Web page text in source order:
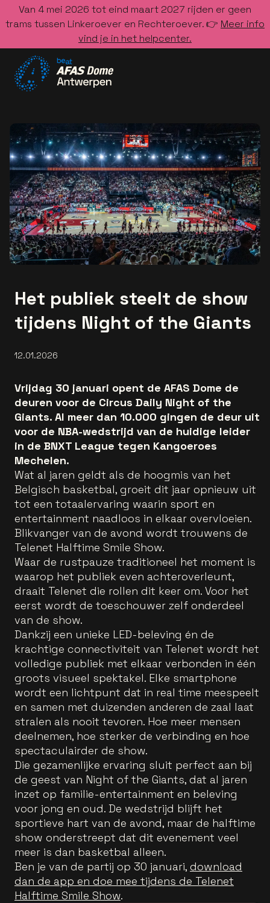
Van 4 mei 2026 tot eind maart 2027 rijden er geen
trams tussen Linkeroever en Rechteroever. 👉 Meer info
vind je in het helpcenter.
Het publiek steelt de show
tijdens Night of the Giants
12.01.2026
Vrijdag 30 januari opent de AFAS Dome de
deuren voor de Circus Daily Night of the
Giants. Al meer dan 10.000 gingen de deur uit
voor de NBA-wedstrijd van de huidige leider
in de BNXT League tegen Kangoeroes
Mechelen.
Wat al jaren geldt als de hoogmis van het
Belgisch basketbal, groeit dit jaar opnieuw uit
tot een totaalervaring waarin sport en
entertainment naadloos in elkaar overvloeien.
Blikvanger van de avond wordt trouwens de
Telenet Halftime Smile Show.
Waar de rustpauze traditioneel het moment is
waarop het publiek even achteroverleunt,
draait Telenet die rollen dit keer om. Voor het
eerst wordt de toeschouwer zelf onderdeel
van de show.
Dankzij een unieke LED-beleving én de
krachtige connectiviteit van Telenet wordt het
volledige publiek met elkaar verbonden in één
groots visueel spektakel. Elke smartphone
wordt een lichtpunt dat in real time meespeelt
en samen met duizenden anderen de zaal laat
stralen als nooit tevoren. Hoe meer mensen
deelnemen, hoe sterker de verbinding en hoe
spectaculairder de show.
Die gezamenlijke ervaring sluit perfect aan bij
de geest van Night of the Giants, dat al jaren
inzet op familie-entertainment en beleving
voor jong en oud. De wedstrijd blijft het
sportieve hart van de avond, maar de halftime
show onderstreept dat dit evenement veel
meer is dan basketbal alleen.
Ben je van de partij op 30 januari, download
dan de app en doe mee tijdens de Telenet
Halftime Smile Show.